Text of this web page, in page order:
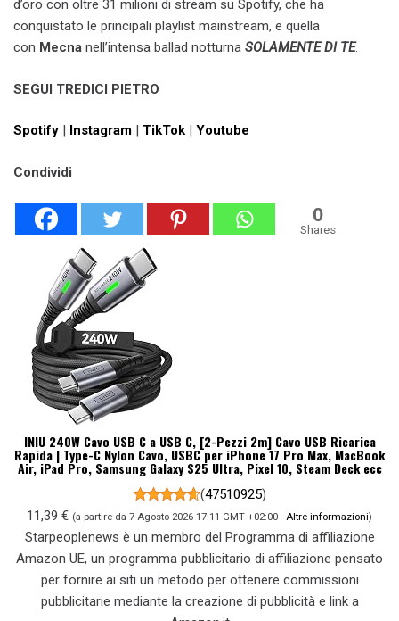
d’oro con oltre 31 milioni di stream su Spotify, che ha
conquistato le principali playlist mainstream, e quella
con Mecna nell’intensa ballad notturna SOLAMENTE DI TE.
SEGUI TREDICI PIETRO
Spotify | Instagram | TikTok | Youtube
Condividi
0
Shares
INIU 240W Cavo USB C a USB C, [2-Pezzi 2m] Cavo USB Ricarica
Rapida | Type-C Nylon Cavo, USBC per iPhone 17 Pro Max, MacBook
Air, iPad Pro, Samsung Galaxy S25 Ultra, Pixel 10, Steam Deck ecc
(47510925)
11,39 € (a partire da 7 Agosto 2026 17:11 GMT +02:00 - Altre informazioni)
Starpeoplenews è un membro del Programma di affiliazione
Amazon UE, un programma pubblicitario di affiliazione pensato
per fornire ai siti un metodo per ottenere commissioni
pubblicitarie mediante la creazione di pubblicità e link a